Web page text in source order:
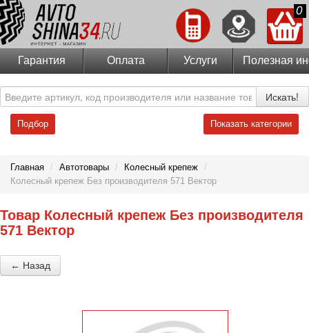
0
Гарантия Оплата Услуги Полезная
Искать!
Подбор Показать категории
Главная / Автотовары / Колесный крепеж /
Колесный крепеж Без производителя 571 Вектор
Товар Колесный крепеж Без производителя
571 Вектор
← Назад